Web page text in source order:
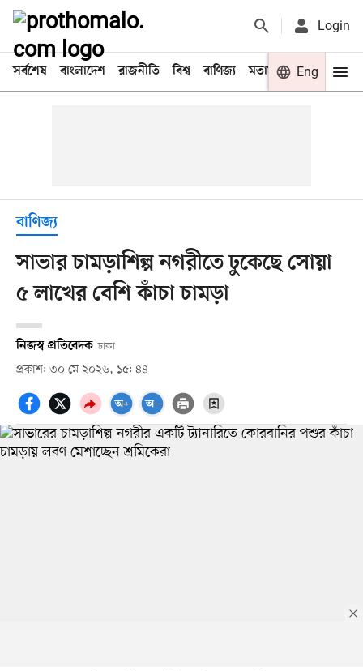
Login
সর্বশেষ বাংলাদেশ রাজনীতি বিশ্ব বাণিজ্য মতামত খেলা
Eng
বাণিজ্য
সাভার চামড়াশিল্প নগরীতে ঢুকেছে সোয়া
৫ লাখের বেশি কাঁচা চামড়া
নিজস্ব প্রতিবেদক ঢাকা
প্রকাশ: ৩০ মে ২০২৬, ১৫: ৪৪